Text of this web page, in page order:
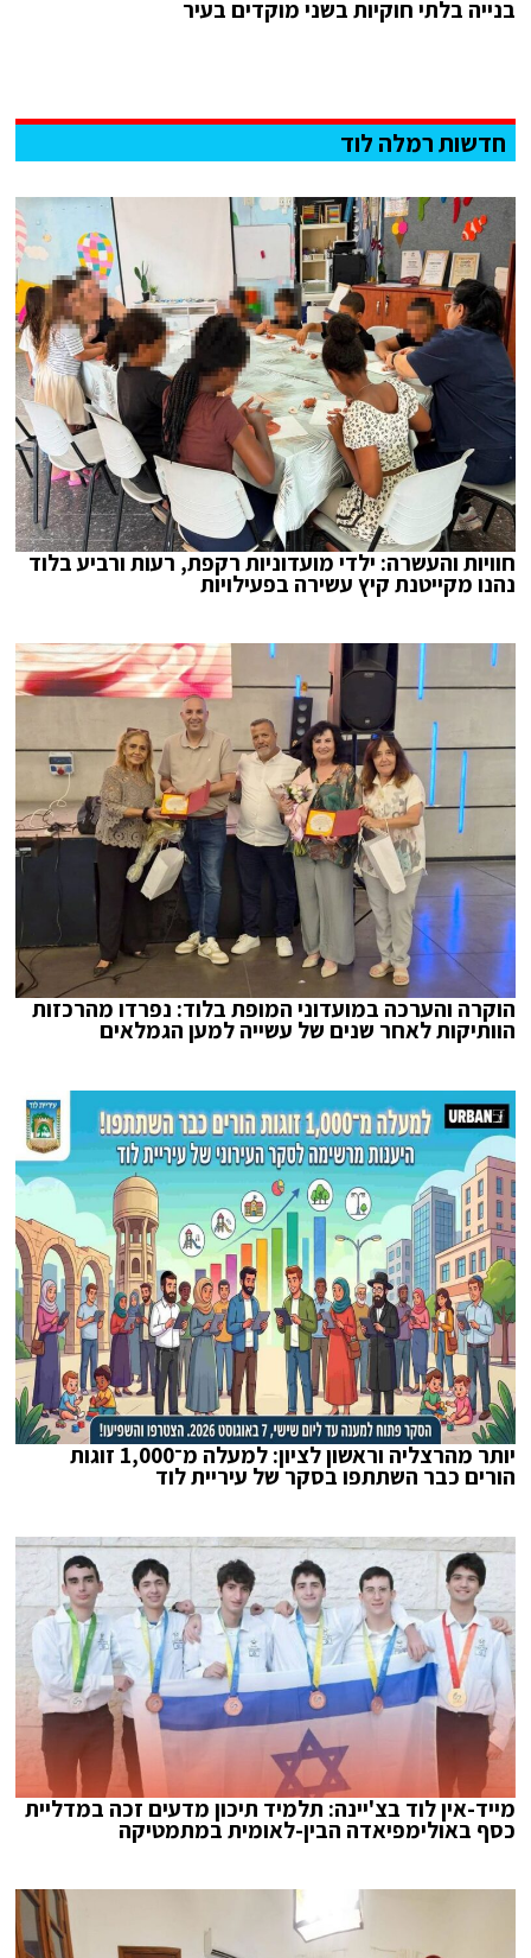
בנייה בלתי חוקיות בשני מוקדים בעיר
חדשות רמלה לוד
חוויות והעשרה: ילדי מועדוניות רקפת, רעות ורביע בלוד
נהנו מקייטנת קיץ עשירה בפעילויות
הוקרה והערכה במועדוני המופת בלוד: נפרדו מהרכזות
הוותיקות לאחר שנים של עשייה למען הגמלאים
יותר מהרצליה וראשון לציון: למעלה מ־1,000 זוגות
הורים כבר השתתפו בסקר של עיריית לוד
מייד-אין לוד בצ'יינה: תלמיד תיכון מדעים זכה במדליית
כסף באולימפיאדה הבין-לאומית במתמטיקה